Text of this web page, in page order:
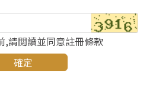
,請閲讀並同意註冊條款
確定